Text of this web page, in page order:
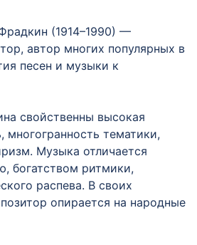
(1914–1990) —
автор многих популярных в
песен и музыки к
свойственны высокая
многогранность тематики,
Музыка отличается
богатством ритмики,
распева. В своих
опирается на народные